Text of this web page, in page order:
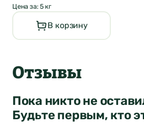
Цена за: 5 кг
В корзину
Отзывы
Пока никто не
Будьте первым, кто
Нет
Отзыв
изменен